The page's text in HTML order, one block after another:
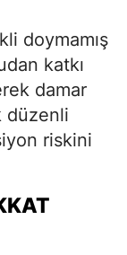
doymamış
katkı
damar
düzenli
riskini